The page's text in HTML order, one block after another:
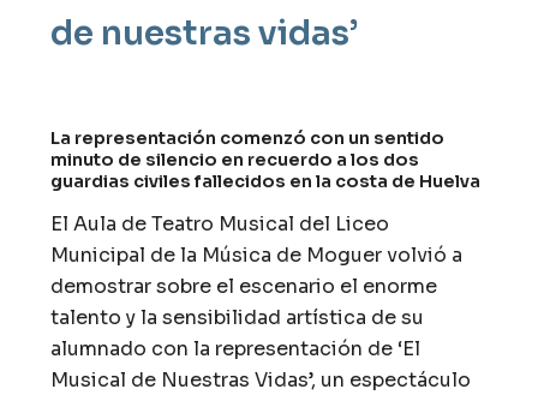
de nuestras vidas’
La representación comenzó con un sentido
minuto de silencio en recuerdo a los dos
guardias civiles fallecidos en la costa de Huelva
El Aula de Teatro Musical del Liceo
Municipal de la Música de Moguer volvió a
demostrar sobre el escenario el enorme
talento y la sensibilidad artística de su
alumnado con la representación de ‘El
Musical de Nuestras Vidas’, un espectáculo